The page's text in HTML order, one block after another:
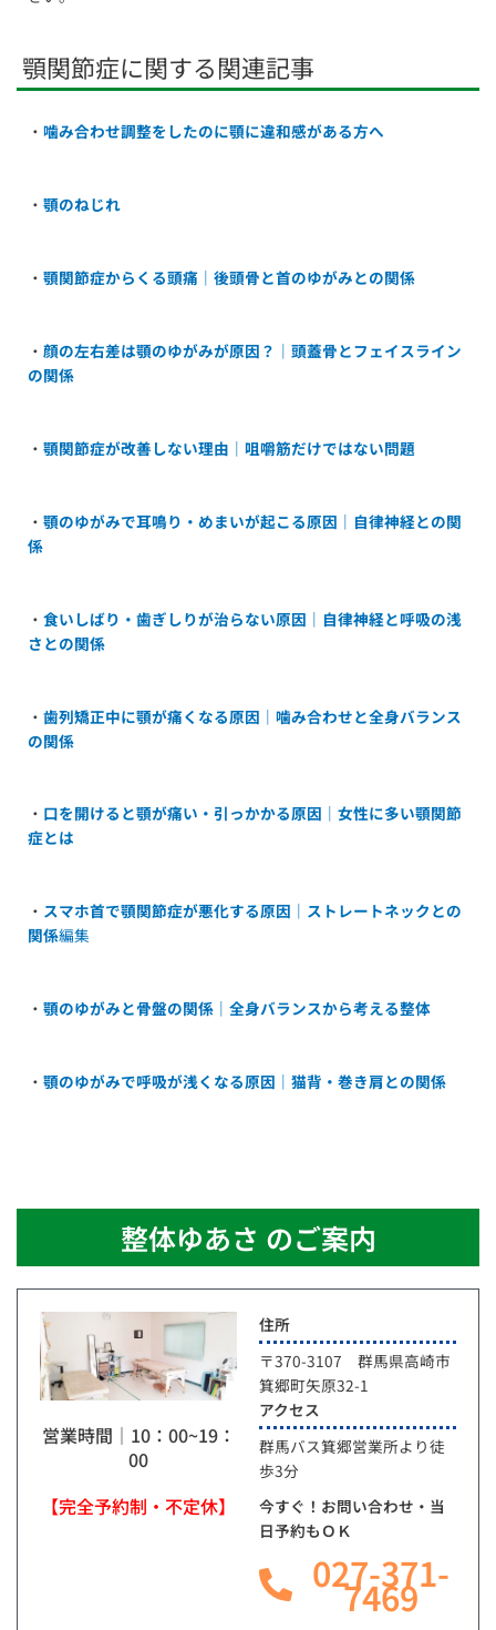
顎関節症に関する関連記事
・ 噛み合わせ調整をしたのに顎に違和感がある方へ
・ 顎のねじれ
・ 顎関節症からくる頭痛｜後頭骨と首のゆがみとの関係
・ 顔の左右差は顎のゆがみが原因？｜頭蓋骨とフェイスライン
の関係
・ 顎関節症が改善しない理由｜咀嚼筋だけではない問題
・ 顎のゆがみで耳鳴り・めまいが起こる原因｜自律神経との関
係
・ 食いしばり・歯ぎしりが治らない原因｜自律神経と呼吸の浅
さとの関係
・ 歯列矯正中に顎が痛くなる原因｜噛み合わせと全身バランス
の関係
・ 口を開けると顎が痛い・引っかかる原因｜女性に多い顎関節
症とは
・ スマホ首で顎関節症が悪化する原因｜ストレートネックとの
関係編集
・ 顎のゆがみと骨盤の関係｜全身バランスから考える整体
・ 顎のゆがみで呼吸が浅くなる原因｜猫背・巻き肩との関係
整体ゆあさ のご案内
営業時間｜10：00~19：
00
【完全予約制・不定休】
住所
〒370-3107 群馬県高崎市
箕郷町矢原32-1
アクセス
群馬バス箕郷営業所より徒
歩3分
今すぐ！お問い合わせ・当
日予約もＯＫ
027-371-
7469